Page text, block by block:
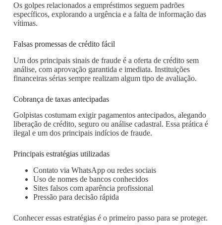
Os golpes relacionados a empréstimos seguem padrões
específicos, explorando a urgência e a falta de informação das
vítimas.
Falsas promessas de crédito fácil
Um dos principais sinais de fraude é a oferta de crédito sem
análise, com aprovação garantida e imediata. Instituições
financeiras sérias sempre realizam algum tipo de avaliação.
Cobrança de taxas antecipadas
Golpistas costumam exigir pagamentos antecipados, alegando
liberação de crédito, seguro ou análise cadastral. Essa prática é
ilegal e um dos principais indícios de fraude.
Principais estratégias utilizadas
Contato via WhatsApp ou redes sociais
Uso de nomes de bancos conhecidos
Sites falsos com aparência profissional
Pressão para decisão rápida
Conhecer essas estratégias é o primeiro passo para se proteger.